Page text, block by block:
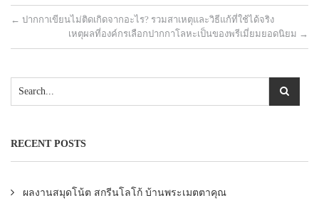
← ปากกาเขียนไม่ติดเกิดจากอะไร? รวมสาเหตุและวิธีแก้ที่ใช้ได้จริง
เหตุผลที่องค์กรเลือกปากกาโลหะเป็นของพรีเมี่ยมยอดนิยม →
RECENT POSTS
ผลงานสมุดโน้ต สกรีนโลโก้ บ้านพระเมตตาคุณ